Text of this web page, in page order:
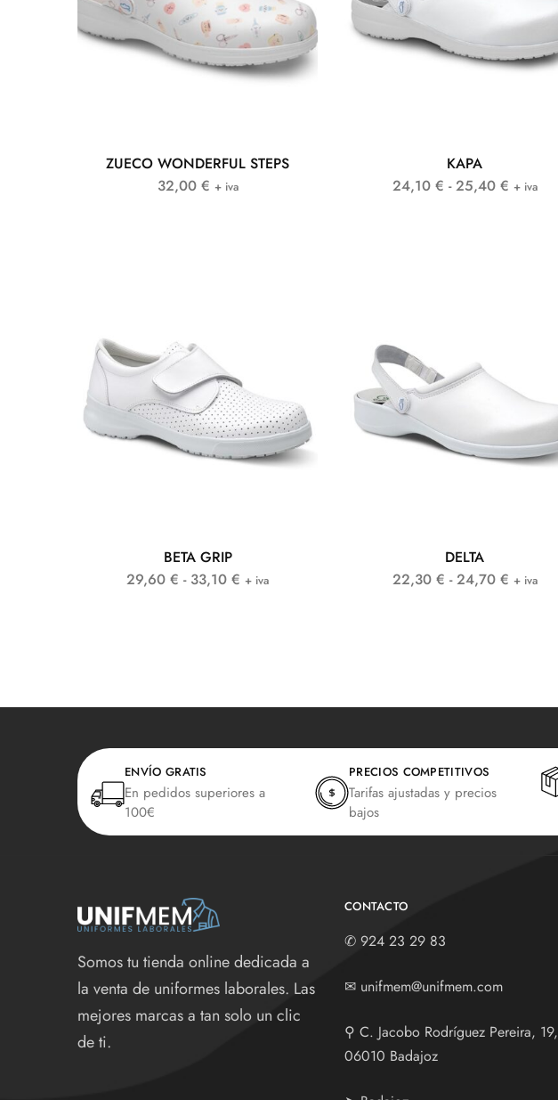
ZUECO WONDERFUL STEPS
32,00 € + iva
KAPA
24,10 € - 25,40 € + iva
BETA GRIP
29,60 € - 33,10 € + iva
DELTA
22,30 € - 24,70 € + iva
ENVÍO GRATIS
En pedidos superiores a
100€
PRECIOS COMPETITIVOS
Tarifas ajustadas y precios
bajos
Somos tu tienda online dedicada a
la venta de uniformes laborales. Las
mejores marcas a tan solo un clic
de ti.
CONTACTO
✆ 924 23 29 83
✉ unifmem@unifmem.com
⚲ C. Jacobo Rodríguez Pereira, 19,
06010 Badajoz